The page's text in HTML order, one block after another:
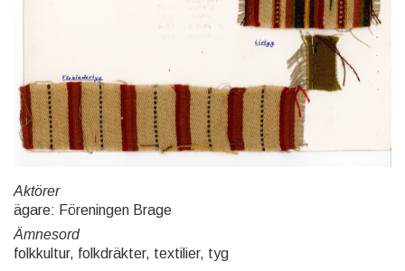
Aktörer
ägare: Föreningen Brage
Ämnesord
folkkultur, folkdräkter, textilier, tyg